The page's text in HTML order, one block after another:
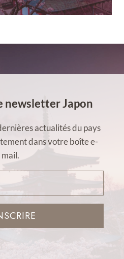
newsletter Japon
actualités du pays
dans votre boîte e-
mail.